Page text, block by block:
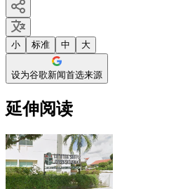
小 标准 中 大
设为谷歌新闻首选来源
延伸阅读